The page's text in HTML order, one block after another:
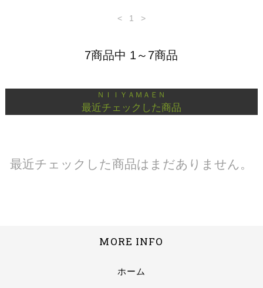
< 1 >
7商品中 1～7商品
ＮＩＩＹＡＭＡＥＮ
最近チェックした商品
最近チェックした商品はまだありません。
MORE INFO
ホーム